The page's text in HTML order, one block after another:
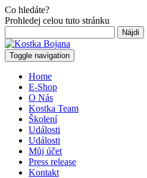
Co hledáte?
Prohledej celou tuto stránku
Toggle navigation
Home
E-Shop
O Nás
Kostka Team
Školení
Události
Události
Můj účet
Press release
Kontakt